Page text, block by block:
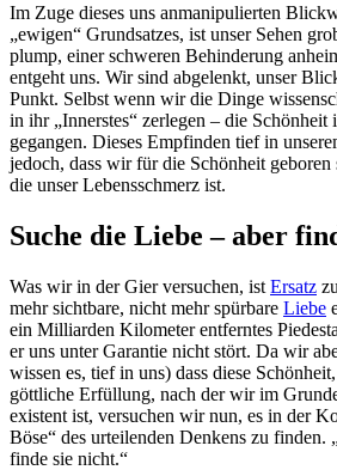
Im Zuge dieses uns anmanipulierten
„ewigen“ Grundsatzes, ist unser Sehen
plump, einer schweren Behinderung
entgeht uns. Wir sind abgelenkt, unser
Punkt. Selbst wenn wir die Dinge
in ihr „Innerstes“ zerlegen – die Schönheit
gegangen. Dieses Empfinden tief in
jedoch, dass wir für die Schönheit
die unser Lebensschmerz ist.
Suche die Liebe – aber
Was wir in der Gier versuchen, ist Ersatz
mehr sichtbare, nicht mehr spürbare Liebe
ein Milliarden Kilometer entferntes
er uns unter Garantie nicht stört. Da wir
wissen es, tief in uns) dass diese
göttliche Erfüllung, nach der wir im
existent ist, versuchen wir nun, es in der
Böse“ des urteilenden Denkens zu finden.
finde sie nicht.“